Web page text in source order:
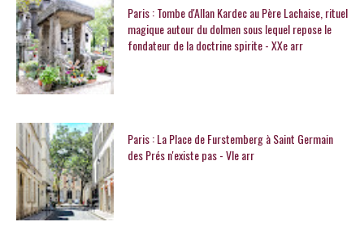
Paris : Tombe d'Allan Kardec au Père Lachaise, rituel
magique autour du dolmen sous lequel repose le
fondateur de la doctrine spirite - XXe arr
Paris : La Place de Furstemberg à Saint Germain
des Prés n'existe pas - VIe arr